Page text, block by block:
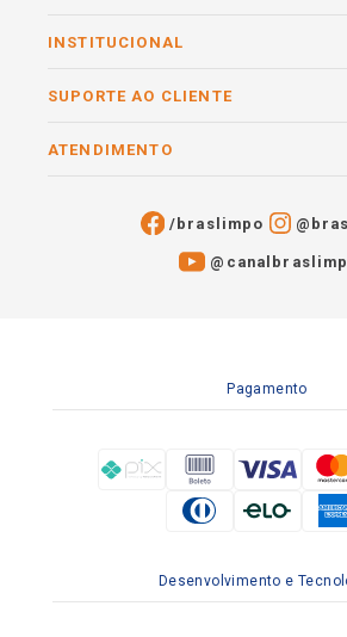
INSTITUCIONAL
SUPORTE AO CLIENTE
ATENDIMENTO
/braslimpo
Pagamento
Desenvolvimento e